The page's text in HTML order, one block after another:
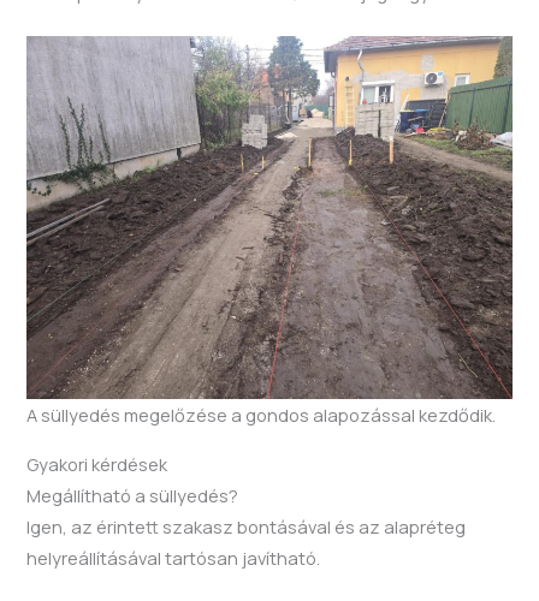
A süllyedés megelőzése a gondos alapozással kezdődik.
Gyakori kérdések
Megállítható a süllyedés?
Igen, az érintett szakasz bontásával és az alapréteg
helyreállításával tartósan javítható.